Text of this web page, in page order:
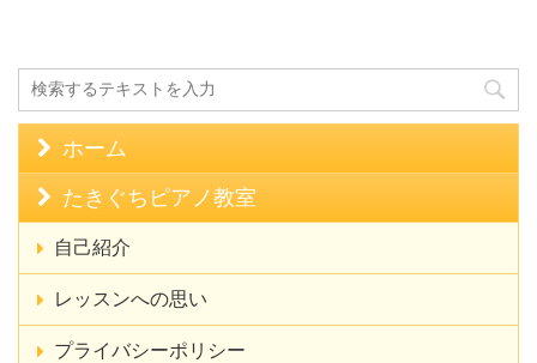
ホーム
たきぐちピアノ教室
自己紹介
レッスンへの思い
プライバシーポリシー